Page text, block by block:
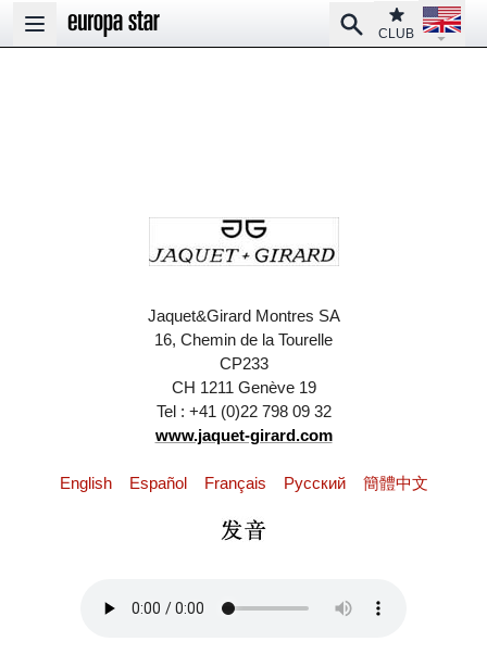
Open main menu
SearchClub
CLUB
Open
Jaquet&Girard Montres SA
16, Chemin de la Tourelle
CP233
CH 1211 Genève 19
Tel : +41 (0)22 798 09 32
www.jaquet-girard.com
English Español Français Pусский 簡體中文